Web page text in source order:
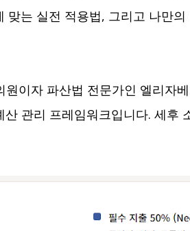
맞는 실전 적용법, 그리고 나만
이자 파산법 전문가인 엘리자
관리 프레임워크입니다. 세후